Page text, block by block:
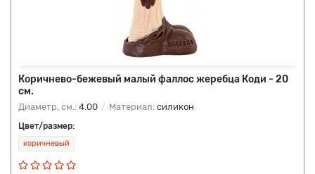
Коричнево-бежевый малый фаллос жеребца Коди - 20
см.
Диаметр, см.: 4.00 Материал: силикон
Цвет/размер:
коричневый